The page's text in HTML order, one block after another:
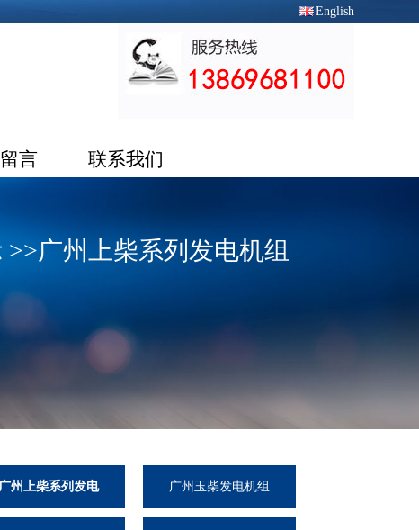
English
言 联系我们
>>广州上柴系列发电机组
广州上柴系列发电
机组
广州玉柴发电机组